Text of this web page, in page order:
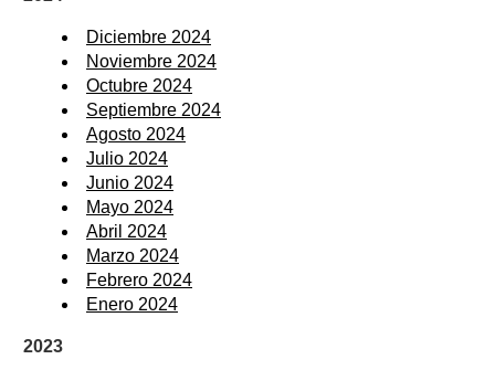
Diciembre 2024
Noviembre 2024
Octubre 2024
Septiembre 2024
Agosto 2024
Julio 2024
Junio 2024
Mayo 2024
Abril 2024
Marzo 2024
Febrero 2024
Enero 2024
2023